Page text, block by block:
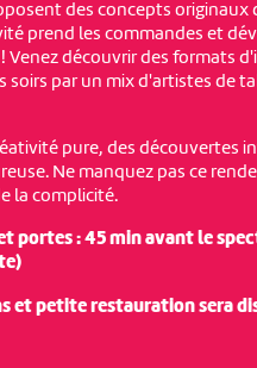
des concepts originaux
prend les commandes et
Venez découvrir des formats
soirs par un mix d'artistes de
pure, des découvertes
Ne manquez pas ce
la complicité.
portes : 45 min avant le
et petite restauration sera